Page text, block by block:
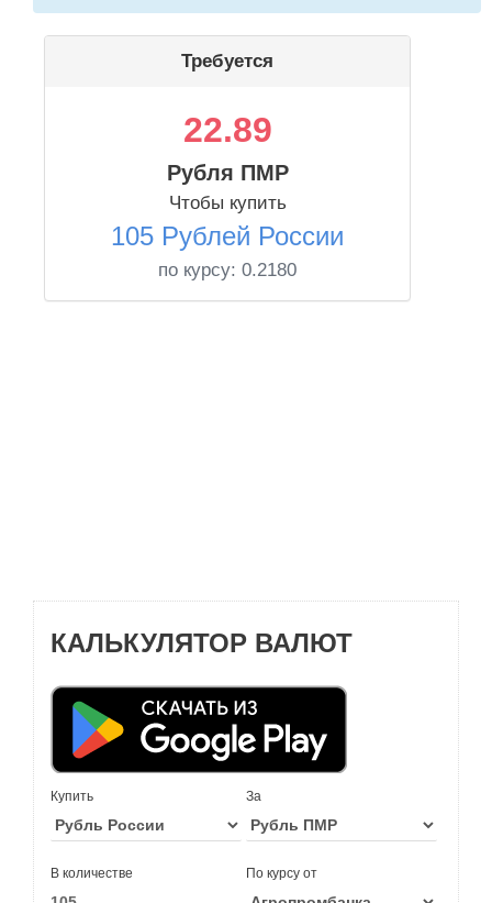
Требуется
22.89
Рубля ПМР
Чтобы купить
105 Рублей России
по курсу: 0.2180
КАЛЬКУЛЯТОР ВАЛЮТ
Купить За
В количестве По курсу от